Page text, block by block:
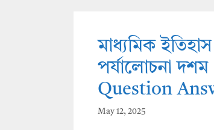
p
k
মাধ্যমিক ইতিহাস
পর্যালোচনা
Question
May 12, 2025